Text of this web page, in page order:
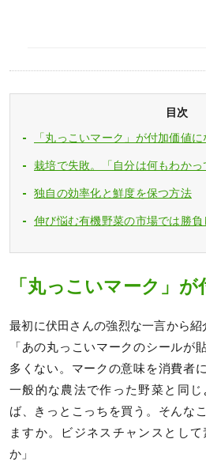
目次
「丸っこいマーク」が付加価値に
栽培で失敗。「自分は何もわかっ
独自の効率化と鮮度を保つ方法
伸び悩む有機野菜の市場では勝負
「丸っこいマーク」
最初に伏田さんの強烈な一言から紹
「あの丸っこいマークのシールが
多くない。マークの意味を消費者
一般的な農法で作った野菜と同
ば、きっとこっちを買う。そんな
ますか。ビジネスチャンスとし
か」